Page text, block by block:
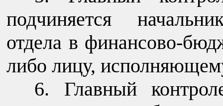
подчиняется
отдела в финансово-
либо лицу,
6. Главный